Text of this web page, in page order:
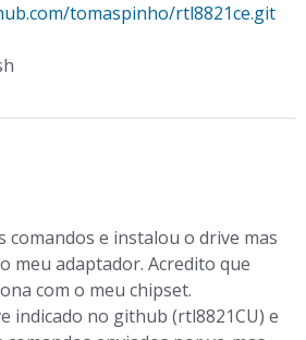
tomaspinho/rtl8821ce.git
comandos e instalou o drive mas
meu adaptador. Acredito que
com o meu chipset.
indicado no github (rtl8821CU) e